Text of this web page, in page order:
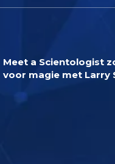
Meet a Scientologist
voor magie met Larry